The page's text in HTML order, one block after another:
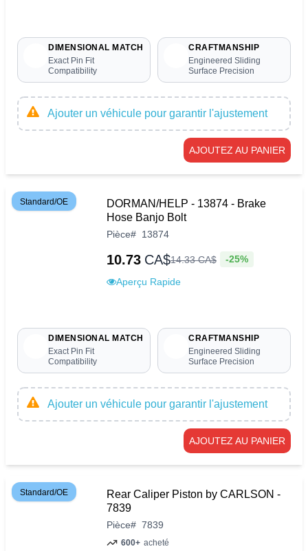
DIMENSIONAL MATCH
Exact Pin Fit
Compatibility
CRAFTMANSHIP
Engineered Sliding
Surface Precision
Ajouter un véhicule pour garantir l'ajustement
AJOUTEZ AU PANIER
Standard/OE
DORMAN/HELP - 13874 - Brake
Hose Banjo Bolt
Pièce# 13874
10.73 CA$14.33CA$ -25%
Aperçu Rapide
DIMENSIONAL MATCH
Exact Pin Fit
Compatibility
CRAFTMANSHIP
Engineered Sliding
Surface Precision
Ajouter un véhicule pour garantir l'ajustement
AJOUTEZ AU PANIER
Standard/OE
Rear Caliper Piston by CARLSON -
7839
Pièce# 7839
600+ acheté